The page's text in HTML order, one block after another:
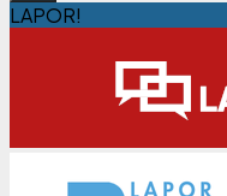
LAPOR!